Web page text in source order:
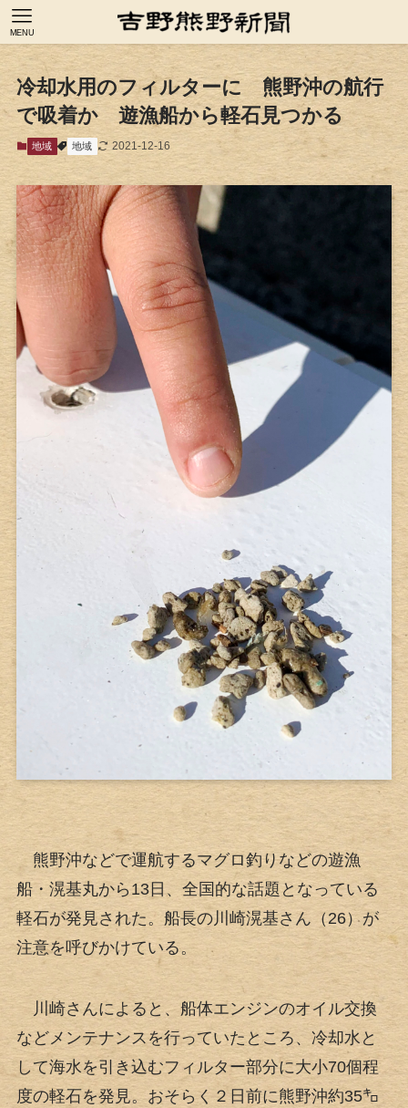
MENU
冷却水用のフィルターに 熊野沖の航行
で吸着か 遊漁船から軽石見つかる
地域 地域 2021-12-16
熊野沖などで運航するマグロ釣りなどの遊漁
船・滉基丸から13日、全国的な話題となっている
軽石が発見された。船長の川崎滉基さん（26）が
注意を呼びかけている。
川崎さんによると、船体エンジンのオイル交換
などメンテナンスを行っていたところ、冷却水と
して海水を引き込むフィルター部分に大小70個程
度の軽石を発見。おそらく２日前に熊野沖約35㌔